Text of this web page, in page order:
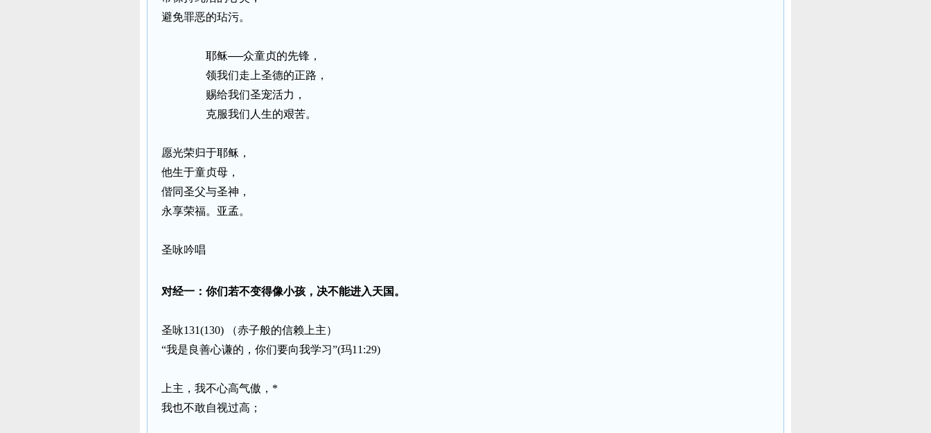
避免罪恶的玷污。
耶稣──众童贞的先锋，
领我们走上圣德的正路，
赐给我们圣宠活力，
克服我们人生的艰苦。
愿光荣归于耶稣，
他生于童贞母，
偕同圣父与圣神，
永享荣福。亚孟。
圣咏吟唱
对经一：你们若不变得像小孩，决不能进入天国。
圣咏131(130)
（赤子般的信赖上主）
“我是良善心谦的，你们要向我学习”(玛11:29)
上主，我不心高气傲， *
我也不敢自视过高；